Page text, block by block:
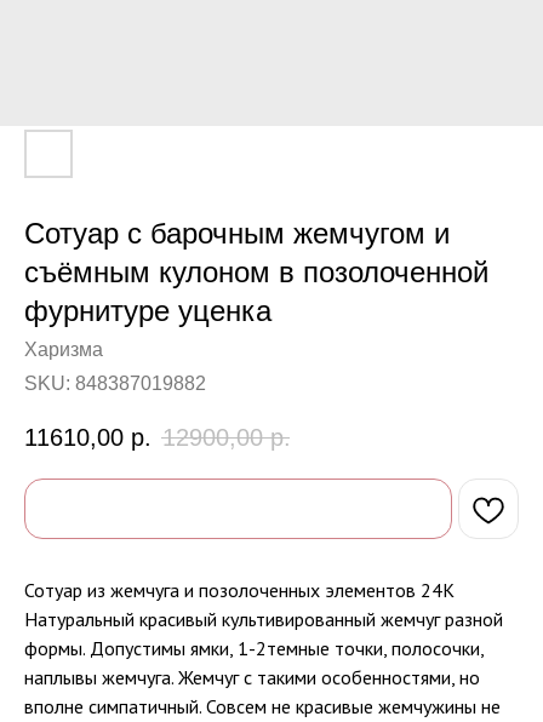
Сотуар с барочным жемчугом и
съёмным кулоном в позолоченной
фурнитуре уценка
Харизма
SKU: 848387019882
11610,00 р. 12900,00 р.
Сотуар из жемчуга и позолоченных элементов 24К
Натуральный красивый культивированный жемчуг разной
формы. Допустимы ямки, 1-2темные точки, полосочки,
наплывы жемчуга. Жемчуг с такими особенностями, но
вполне симпатичный. Совсем не красивые жемчужины не